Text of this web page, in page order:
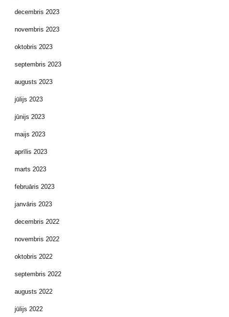
decembris 2023
novembris 2023
oktobris 2023
septembris 2023
augusts 2023
jūlijs 2023
jūnijs 2023
maijs 2023
aprīlis 2023
marts 2023
februāris 2023
janvāris 2023
decembris 2022
novembris 2022
oktobris 2022
septembris 2022
augusts 2022
jūlijs 2022